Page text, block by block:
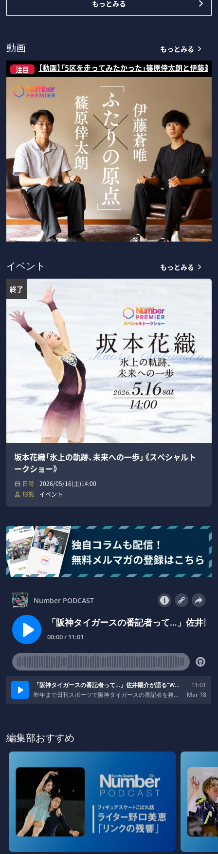
もっとみる
動画 もっとみる
注目 【動画】「5区を走ってみたかった」篠原倖太朗と伊藤
イベント もっとみる
終了
坂本花織「氷上の軌跡、未来への一歩」《スペシャルト
ークショー》
日時
2026/05/16(土)14:00
形態
イベント
編集部おすすめ